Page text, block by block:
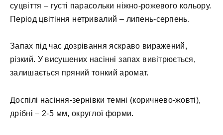
суцвіття – густі парасольки ніжно-рожевого кольору.
Період цвітіння нетривалий – липень-серпень.
Запах під час дозрівання яскраво виражений,
різкий. У висушених насінні запах вивітрюється,
залишається пряний тонкий аромат.
Доспілі насіння-зернівки темні (коричнево-жовті),
дрібні – 2-5 мм, округлої форми.